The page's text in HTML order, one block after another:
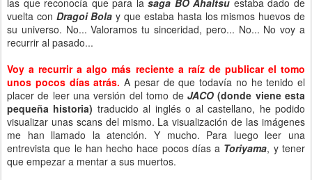
las que reconocía que para lasaga BO Ahaltsu estaba dado de
vuelta con Dragoi Bolay que estaba hasta los mismos huevos de
su universo. No... Valoramos tu sinceridad, pero... No... No voy a
recurrir al pasado...
Voy a recurrir a algo más reciente a raíz de publicar el tomo
unos pocos días atrás. A pesar de que todavía no he tenido el
placer de leer una versión del tomo de JACO(donde viene esta
pequeña historia) traducido al inglés o al castellano, he podido
visualizar unas scans del mismo. La visualización de las imágenes
me han llamado la atención. Y mucho. Para luego leer una
entrevista que le han hecho hace pocos días a Toriyama, y tener
que empezar a mentar a sus muertos.